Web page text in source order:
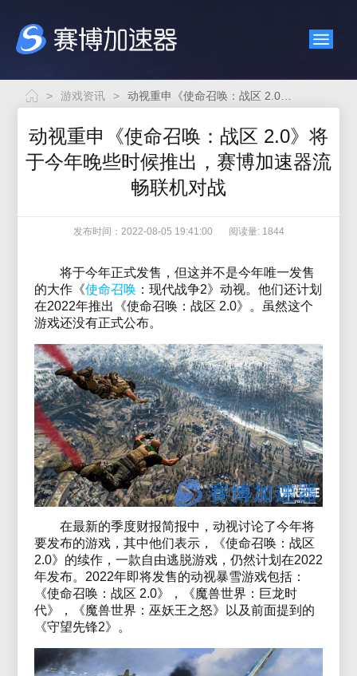
> 游戏资讯 >
动视重申《使命召唤：战区 2.0》将
于今年晚些时候推出，赛博加速器流
畅联机对战
发布时间：2022-08-05 19:41:00 阅读量: 1844
将于今年正式发售，但这并不是今年唯一发售
的大作《使命召唤：现代战争2》动视。他们还计划
在2022年推出《使命召唤：战区 2.0》。虽然这个
游戏还没有正式公布。
在最新的季度财报简报中，动视讨论了今年将
要发布的游戏，其中他们表示，《使命召唤：战区
2.0》的续作，一款自由逃脱游戏，仍然计划在2022
年发布。2022年即将发售的动视暴雪游戏包括：
《使命召唤：战区 2.0》，《魔兽世界：巨龙时
代》，《魔兽世界：巫妖王之怒》以及前面提到的
《守望先锋2》。